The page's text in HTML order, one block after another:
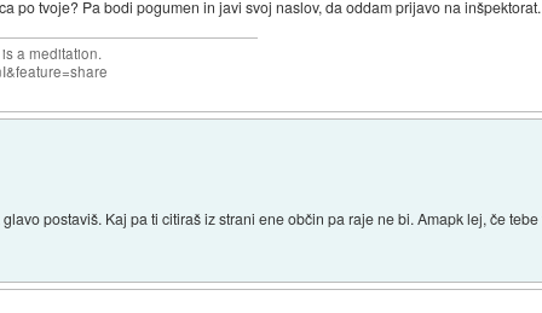
po tvoje? Pa bodi pogumen in javi svoj naslov, da oddam prijavo na inšpektorat.
a meditation.
postaviš. Kaj pa ti citiraš iz strani ene občin pa raje ne bi. Amapk lej, če